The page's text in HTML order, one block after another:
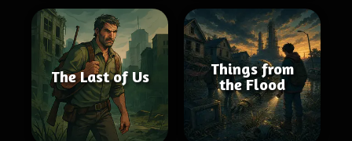
The Last of Us
Things from
the Flood